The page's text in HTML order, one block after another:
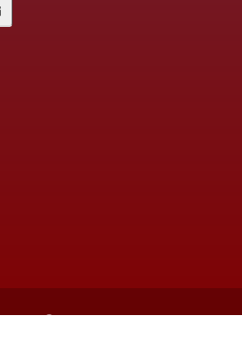
© Copyright 2016 New Red Sea Tours - Web site by